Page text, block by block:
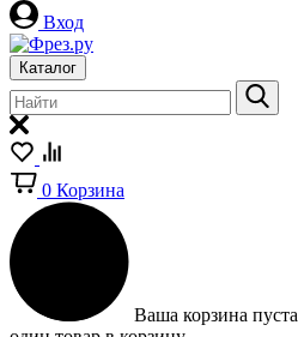
Вход
Каталог
0 Корзина
Ваша корзина пуста